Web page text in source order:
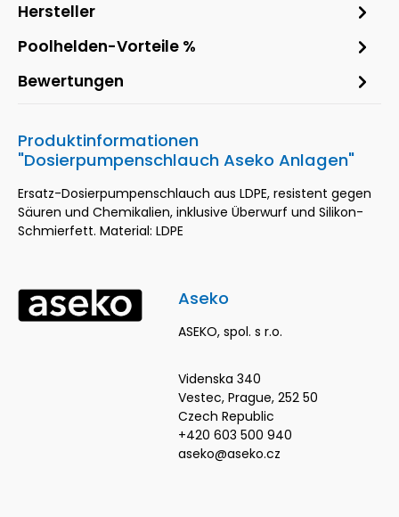
Hersteller
Poolhelden-Vorteile %
Bewertungen
Produktinformationen
"Dosierpumpenschlauch Aseko Anlagen"
Ersatz-Dosierpumpenschlauch aus LDPE, resistent gegen
Säuren und Chemikalien, inklusive Überwurf und Silikon-
Schmierfett. Material: LDPE
Aseko
ASEKO, spol. s r.o.
Videnska 340
Vestec, Prague, 252 50
Czech Republic
+420 603 500 940
aseko@aseko.cz